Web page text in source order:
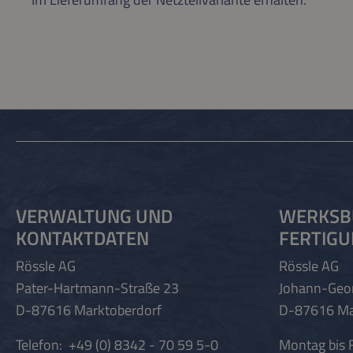
VERWALTUNG UND
KONTAKTDATEN
Rössle AG
Pater-Hartmann-Straße 23
D-87616 Marktoberdorf
Telefon: +49 (0) 8342 - 70 59 5-0
Rössle AG
Johann-
D-87616
Montag bis